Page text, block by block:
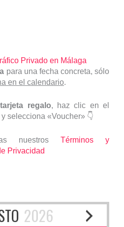
Privado en Málaga
para una fecha concreta, sólo
en el calendario.
regalo, haz clic en el
selecciona «Voucher» 👇
nuestros Términos y
Privacidad
2026